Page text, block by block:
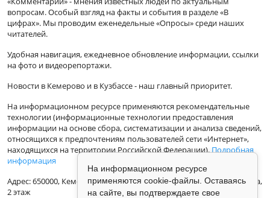
вопросам. Особый взгляд на факты и события в разделе «В
цифрах». Мы проводим еженедельные «Опросы» среди наших
читателей.
Удобная навигация, ежедневное обновление информации, ссылки
на фото и видеорепортажи.
Новости в Кемерово и в Кузбассе - наш главный приоритет.
На информационном ресурсе применяются рекомендательные
технологии (информационные технологии предоставления
информации на основе сбора, систематизации и анализа сведений,
относящихся к предпочтениям пользователей сети «Интернет»,
находящихся на территории Российской Федерации).Подробная
информация
Адрес: 650000, Кемеровская Область, г.Кемерово, ул.Кузбасская 33а,
2 этаж
На информационном ресурсе
применяются cookie-файлы. Оставаясь
на сайте, вы подтверждаете свое